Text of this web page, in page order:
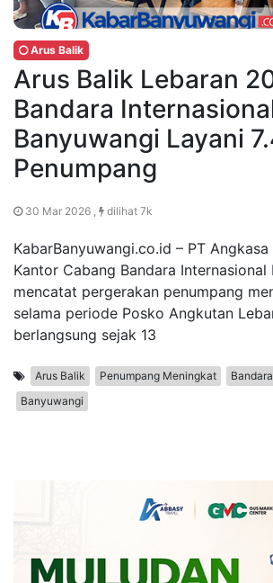
Arus Balik
Arus Balik Lebaran
Bandara
Banyuwangi Layani
Penumpang
30 Mar 2026 , dilihat 7k
KabarBanyuwangi.co.id – PT
Kantor Cabang Bandara Internasional
mencatat pergerakan penumpang
selama periode Posko Angkutan
berlangsung sejak 13
Arus Balik Penumpang Meningkat
Banyuwangi